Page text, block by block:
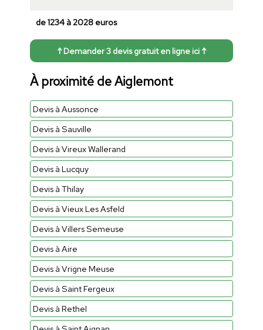
de 1234 à 2028 euros
↑ Demander 3 devis gratuit en ligne ici ↑
À proximité de Aiglemont
Devis à Aussonce
Devis à Sauville
Devis à Vireux Wallerand
Devis à Lucquy
Devis à Thilay
Devis à Vieux Les Asfeld
Devis à Villers Semeuse
Devis à Aire
Devis à Vrigne Meuse
Devis à Saint Fergeux
Devis à Rethel